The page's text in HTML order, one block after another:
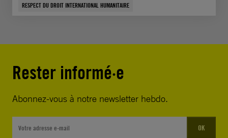
RESPECT DU DROIT INTERNATIONAL HUMANITAIRE
Rester informé·e
Abonnez-vous à notre newsletter hebdo.
OK